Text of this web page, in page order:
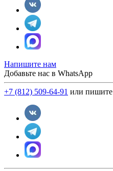
Напишите нам
Добавьте нас в WhatsApp
+7 (812) 509-64-91 или пишите